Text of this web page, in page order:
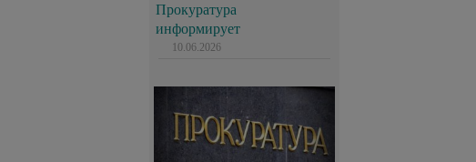
Прокуратура
информирует
10.06.2026